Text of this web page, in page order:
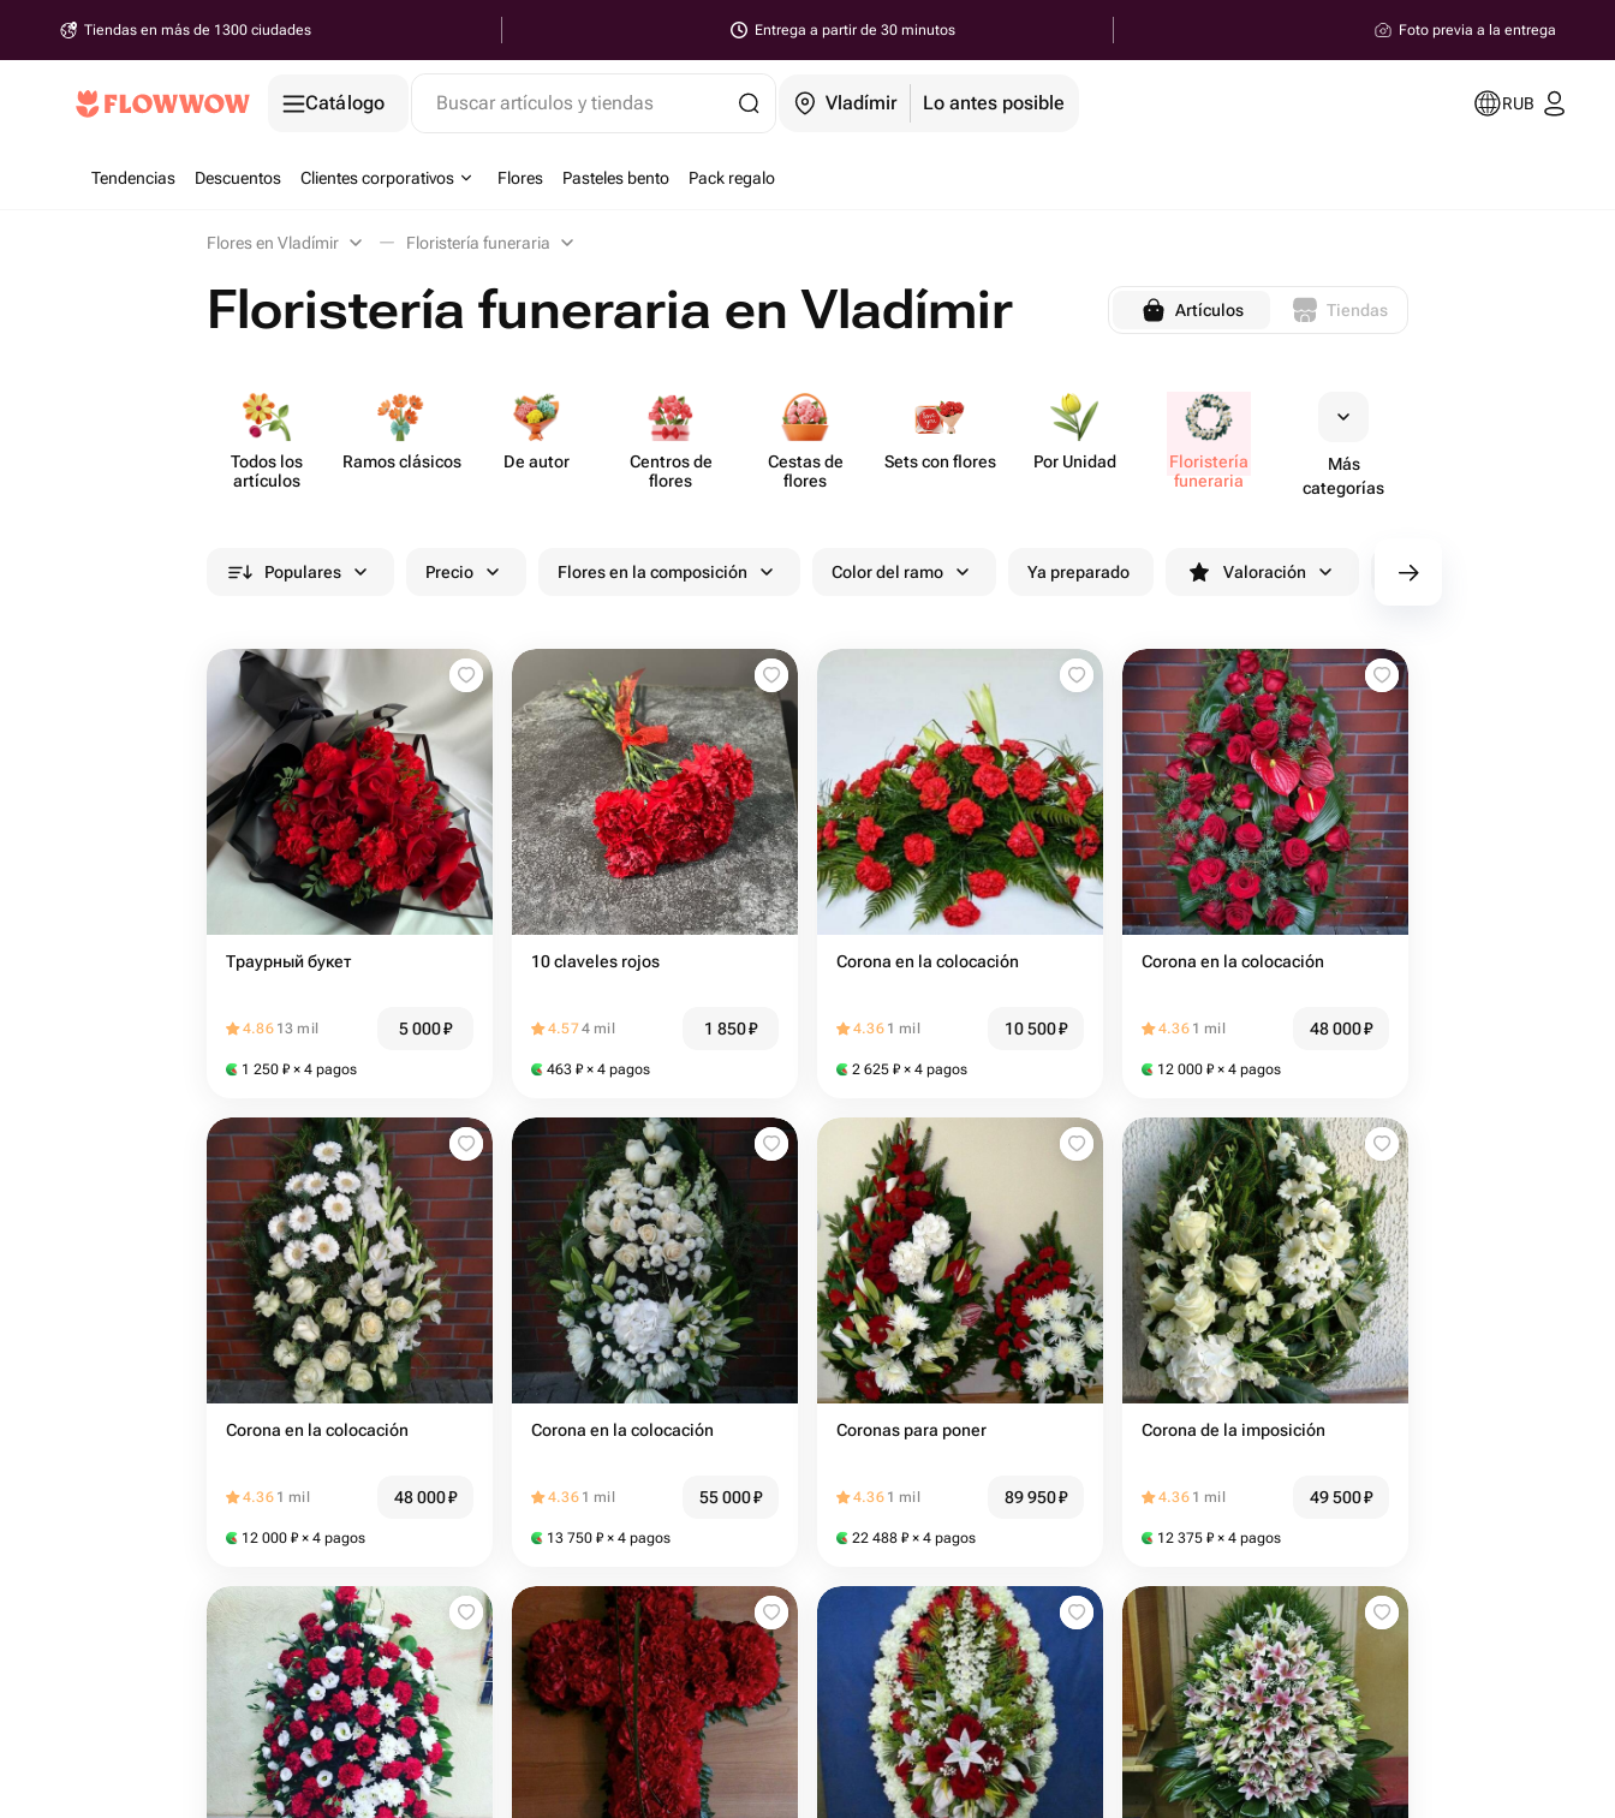
Tiendas en más de 1300 ciudades Entrega a partir de 30 minutos Foto previa a la entrega
Catálogo Buscar artículos y tiendas Vladímir Lo antes posible RUB
Tendencias Descuentos Clientes corporativos Flores Pasteles bento Pack regalo
Flores en Vladímir Floristería funeraria
Floristería funeraria en Vladímir Artículos Tiendas
Todos los
artículos
Ramos clásicos De autor
Centros de
flores
Cestas de
flores
Sets con flores Por Unidad
Flori​stería
funeraria
Más
categorías
Populares Precio Flores en la composición Color del ramo Ya preparado Valoración cv/filters/name_fast_delivery
Траурный букет
4.86 13 mil 5 000₽
1 250 ₽ × 4 pagos
10 claveles rojos
4.574 mil 1 850₽
463 ₽ × 4 pagos
Corona en la colocación
4.36 1 mil 10 500₽
2 625 ₽ × 4 pagos
Corona en la colocación
4.36 1 mil 48 000₽
12 000 ₽ × 4 pagos
Corona en la colocación
4.36 1 mil 48 000₽
12 000 ₽ × 4 pagos
Corona en la colocación
4.36 1 mil 55 000₽
13 750 ₽ × 4 pagos
Coronas para poner
4.36 1 mil 89 950₽
22 488 ₽ × 4 pagos
Corona de la imposición
4.36 1 mil 49 500₽
12 375 ₽ × 4 pagos